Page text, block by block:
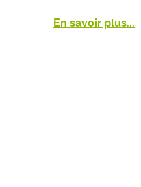
En savoir plus...